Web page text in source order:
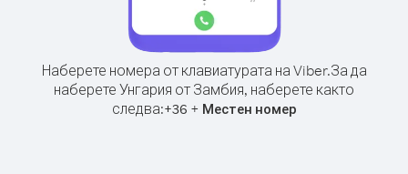
Наберете номера от клавиатурата на Viber.За да
наберете Унгария от Замбия, наберете както
следва:+36 + Местен номер